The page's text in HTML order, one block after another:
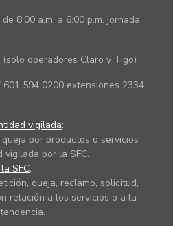
8:00 a.m. a 6:00 p.m. jornada
(solo operadores Claro y Tigo)
601 594 0200 extensiones 2334
vigilada:
por productos o servicios
por la SFC.
SFC:
queja, reclamo, solicitud,
relación a los servicios o a la